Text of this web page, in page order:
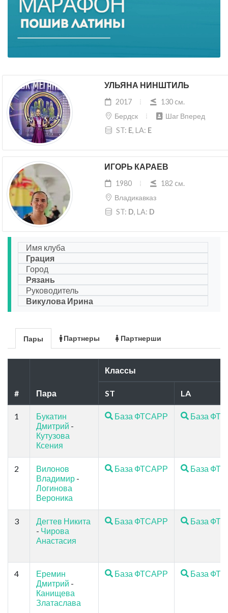
УЛЬЯНА НИНШТИЛЬ
2017
130 cм.
Бердск
Шаг Вперед
ST: E, LA: E
ИГОРЬ КАРАЕВ
1980
182 cм.
Владикавказ
ST: D, LA: D
Имя клуба
Грация
Город
Рязань
Руководитель
Викулова Ирина
Пары Партнеры Партнерши
# Пара
Классы
ST LA
1
Букатин
Дмитрий -
Кутузова
Ксения
База ФТСАРР База
2
Вилонов
Владимир -
Логинова
Вероника
База ФТСАРР База
3
Дегтев Никита
- Чирова
Анастасия
База ФТСАРР База
4
Еремин
Дмитрий -
Канищева
Златаслава
База ФТСАРР База